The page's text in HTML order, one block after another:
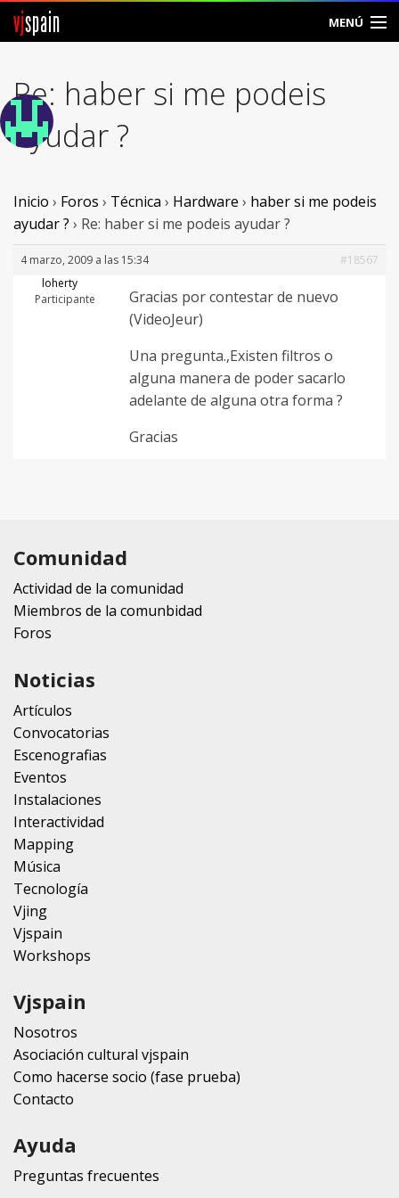
vjspain MENÚ
Foros
Noticias
Vjspain
Ayuda
Contacto
Re: haber si me podeis
ayudar ?
Inicio › Foros › Técnica › Hardware › haber si me podeis
ayudar ? › Re: haber si me podeis ayudar ?
4 marzo, 2009 a las 15:34
#18567
loherty
Participante
Gracias por contestar de nuevo
(VideoJeur)
Una pregunta.,Existen filtros o
alguna manera de poder sacarlo
adelante de alguna otra forma ?
Gracias
Comunidad
Actividad de la comunidad
Miembros de la comunbidad
Foros
Noticias
Artículos
Convocatorias
Escenografias
Eventos
Instalaciones
Interactividad
Mapping
Música
Tecnología
Vjing
Vjspain
Workshops
Vjspain
Nosotros
Asociación cultural vjspain
Como hacerse socio (fase prueba)
Contacto
Ayuda
Preguntas frecuentes